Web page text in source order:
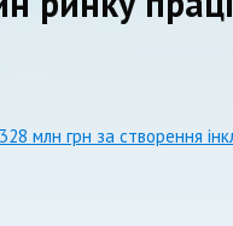
млн грн за створення